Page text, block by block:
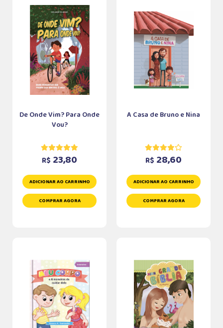
De Onde Vim? Para Onde
Vou?
R$ 23,80
ADICIONAR AO CARRINHO
COMPRAR AGORA
A Casa de Bruno e Nina
R$ 28,60
ADICIONAR AO CARRINHO
COMPRAR AGORA